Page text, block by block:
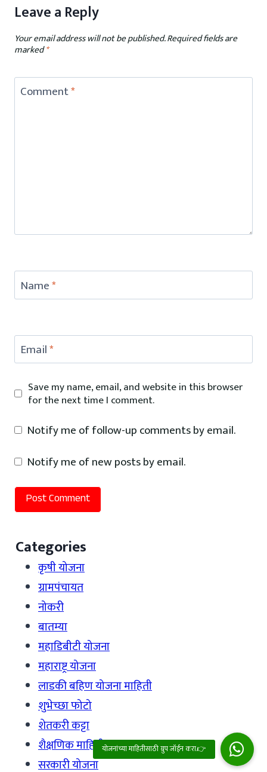
Leave a Reply
Your email address will not be published.Required fields are
marked*
Comment*
Name*
Email*
Save my name, email, and website in this browser
for the next time I comment.
Notify me of follow-up comments by email.
Notify me of new posts by email.
Categories
कृषी योजना
ग्रामपंचायत
नोकरी
बातम्या
महाडिबीटी योजना
महाराष्ट्र योजना
लाडकी बहिण योजना माहिती
शुभेच्छा फोटो
शेतकरी कट्टा
शैक्षणिक माहिती
सरकारी योजना